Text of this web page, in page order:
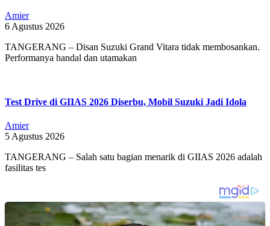
Amier
6 Agustus 2026
TANGERANG – Disan Suzuki Grand Vitara tidak membosankan.
Performanya handal dan utamakan
Test Drive di GIIAS 2026 Diserbu, Mobil Suzuki Jadi Idola
Amier
5 Agustus 2026
TANGERANG – Salah satu bagian menarik di GIIAS 2026 adalah
fasilitas tes